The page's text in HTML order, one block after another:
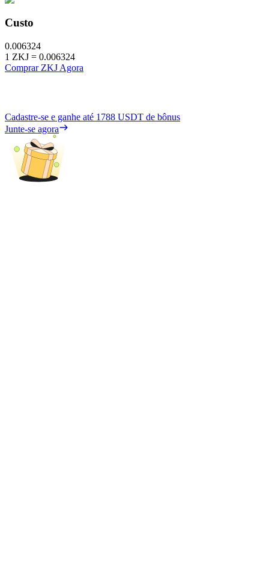
Custo
0.006324
1 ZKJ = 0.006324
Comprar ZKJ Agora
Cadastre-se e ganhe até 1788 USDT de bônus
Junte-se agora